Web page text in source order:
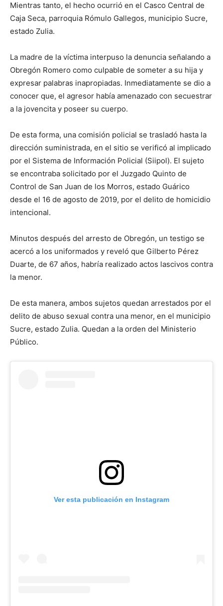
Mientras tanto, el hecho ocurrió en el Casco Central de
Caja Seca, parroquia Rómulo Gallegos, municipio Sucre,
estado Zulia.
La madre de la víctima interpuso la denuncia señalando a
Obregón Romero como culpable de someter a su hija y
expresar palabras inapropiadas. Inmediatamente se dio a
conocer que, el agresor había amenazado con secuestrar
a la jovencita y poseer su cuerpo.
De esta forma, una comisión policial se trasladó hasta la
dirección suministrada, en el sitio se verificó al implicado
por el Sistema de Información Policial (Siipol). El sujeto
se encontraba solicitado por el Juzgado Quinto de
Control de San Juan de los Morros, estado Guárico
desde el 16 de agosto de 2019, por el delito de homicidio
intencional.
Minutos después del arresto de Obregón, un testigo se
acercó a los uniformados y reveló que Gilberto Pérez
Duarte, de 67 años, habría realizado actos lascivos contra
la menor.
De esta manera, ambos sujetos quedan arrestados por el
delito de abuso sexual contra una menor, en el municipio
Sucre, estado Zulia. Quedan a la orden del Ministerio
Público.
Ver esta publicación en Instagram